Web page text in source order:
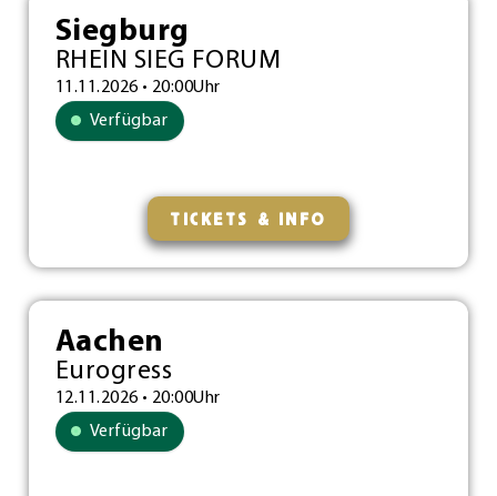
Siegburg
RHEIN SIEG FORUM
11.11.2026 • 20:00Uhr
Verfügbar
TICKETS & INFO
Aachen
Eurogress
12.11.2026 • 20:00Uhr
Verfügbar